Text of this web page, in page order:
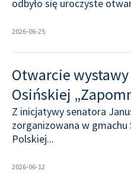
odbyło się uroczyste
2026-06-25
Otwarcie
Osińskiej
Z inicjatywy senatora
zorganizowana w
Polskiej...
2026-06-12